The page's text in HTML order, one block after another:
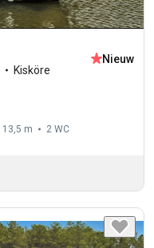
Kisköre
Nieuw
13,5 m 2 WC